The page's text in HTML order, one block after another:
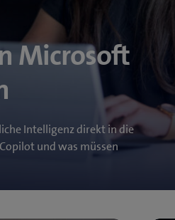
Microsoft
Intelligenz direkt in die
und was müssen